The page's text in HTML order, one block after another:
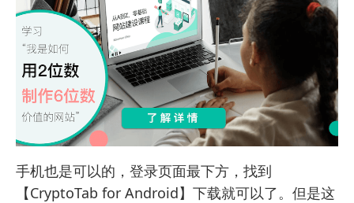
手机也是可以的，登录页面最下方，找到
【CryptoTab for Android】下载就可以了。但是这